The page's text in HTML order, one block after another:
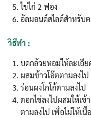
ไข่ไก่ 2 ฟอง
อัลมอนด์สไลด์สำหรับ
วิธีทำ :
บดกล้วยหอมให้ละเอีย
ผสมข้าวโอ๊ตตามลงไป
ร่อนผงโกโก้ตามลงไป
ตอกไข่ลงไปผสมให้เ
ตามลงไป เพื่อไม่ให้เนื้